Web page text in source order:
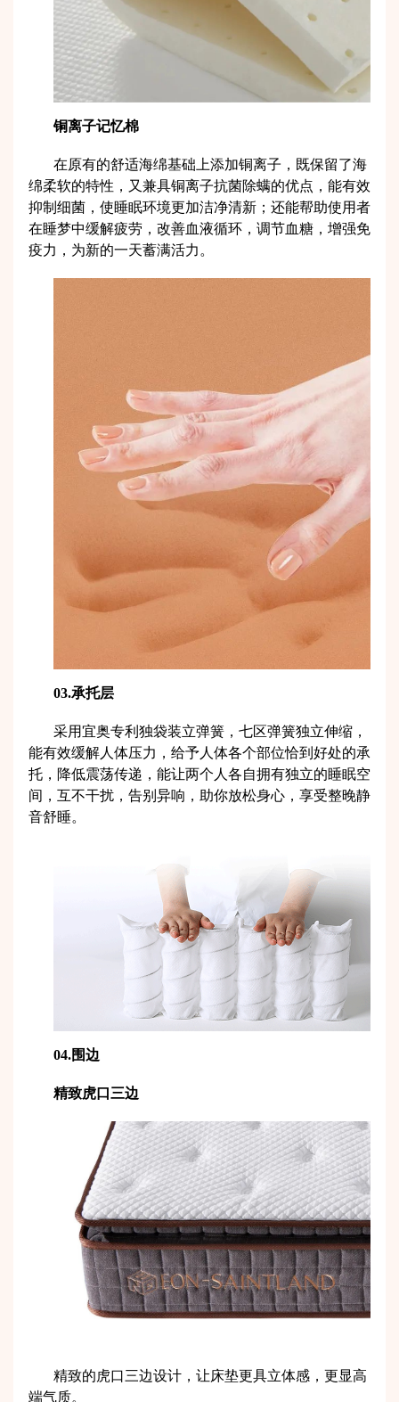
铜离子记忆棉
在原有的舒适海绵基础上添加铜离子，既保留了海
绵柔软的特性，又兼具铜离子抗菌除螨的优点，能有效
抑制细菌，使睡眠环境更加洁净清新；还能帮助使用者
在睡梦中缓解疲劳，改善血液循环，调节血糖，增强免
疫力，为新的一天蓄满活力。
03.承托层
采用宜奥专利独袋装立弹簧，七区弹簧独立伸缩，
能有效缓解人体压力，给予人体各个部位恰到好处的承
托，降低震荡传递，能让两个人各自拥有独立的睡眠空
间，互不干扰，告别异响，助你放松身心，享受整晚静
音舒睡。
04.围边
精致虎口三边
精致的虎口三边设计，让床垫更具立体感，更显高
端气质。